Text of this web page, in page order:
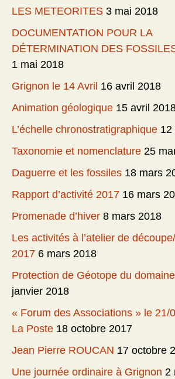
LES METEORITES 3 mai 2018
DOCUMENTATION POUR LA
DÉTERMINATION DES
1 mai 2018
Grignon le 14 Avril 16 avril 2018
Animation géologique 15 avril
L’échelle chronostratigraphique 12
Taxonomie et nomenclature 25
Daguerre et les fossiles 18 mars
Rapport d’activité 2017 16 mars
Promenade d’hiver 8 mars 2018
Les activités à l’atelier de
2017 6 mars 2018
Protection de Géotope du
janvier 2018
« Forum des Associations » le 21/
La Poste 18 octobre 2017
Jean Pierre ROUCAN 17 octobre
Une journée ordinaire à Grignon 2